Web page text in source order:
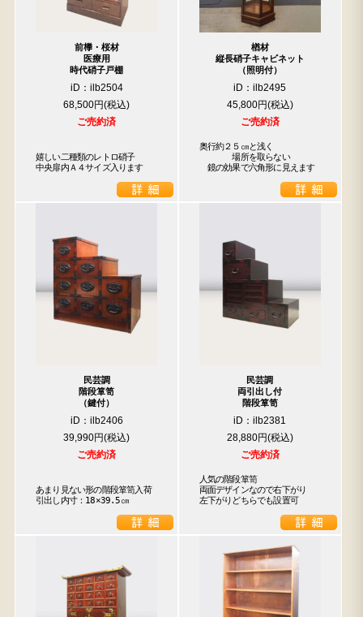
前﨔・桜材
医療用
時代硝子戸棚
iD：ilb2504
68,500円
ご売約済
嬉しい二種類のレトロ硝子
中央扉内Ａ４サイズ入ります
楢材
縦長硝子キャビネット
（照明付）
iD：ilb2495
45,800円
ご売約済
奥行約２５㎝と浅く
場所を取らない
鏡の効果で六角形に見えます
民芸調
階段箪笥
（鍵付）
iD：ilb2406
39,990円
ご売約済
あまり見ない形の階段箪笥入荷
引出し内寸：18×39.5㎝
民芸調
両引出し付
階段箪笥
iD：ilb2381
28,880円
ご売約済
人気の階段箪笥
両面デザインなので右下がり
左下がりどちらでも設置可